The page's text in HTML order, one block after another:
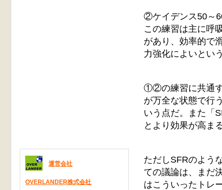
②ケイデンス50～
この練習は主に呼
があり、効率的で
力強化によいとい
①②の練習に共通す
が万全な状態で行
いう点だ。また「
とより効果が高ま
ただしSFRのよう
ての議論は、まだ
はこういったトレ
運営会社
OVERLANDER株式会社